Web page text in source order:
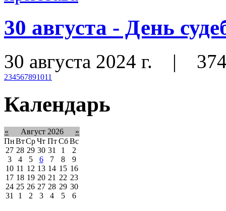
30 августа - День
30 августа 2024 г. |
234567891011
Календарь
« Август 2026
»
ПнВтСрЧт Пт Сб Вс
27 28 29 30 31 1
2
3
4 5 6 7 8
9
10 11 12 13 14 15 16
17 18 19 20 21 22 23
24 25 26 27 28 29 30
31
1 2 3 4 5 6